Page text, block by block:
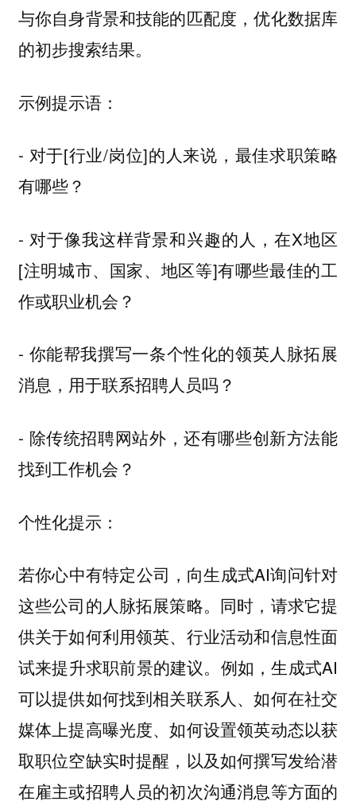
与你自身背景和技能的匹配度，优化数据库
的初步搜索结果。
示例提示语：
- 对于[行业/岗位]的人来说，最佳求职策略
有哪些？
- 对于像我这样背景和兴趣的人，在X地区
[注明城市、国家、地区等]有哪些最佳的工
作或职业机会？
- 你能帮我撰写一条个性化的领英人脉拓展
消息，用于联系招聘人员吗？
- 除传统招聘网站外，还有哪些创新方法能
找到工作机会？
个性化提示：
若你心中有特定公司，向生成式AI询问针对
这些公司的人脉拓展策略。同时，请求它提
供关于如何利用领英、行业活动和信息性面
试来提升求职前景的建议。例如，生成式AI
可以提供如何找到相关联系人、如何在社交
媒体上提高曝光度、如何设置领英动态以获
取职位空缺实时提醒，以及如何撰写发给潜
在雇主或招聘人员的初次沟通消息等方面的